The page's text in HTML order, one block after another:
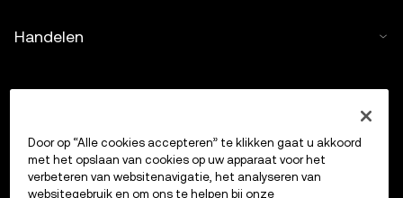
Handelen
Door op “Alle cookies accepteren” te klikken gaat u akkoord
met het opslaan van cookies op uw apparaat voor het
verbeteren van websitenavigatie, het analyseren van
websitegebruik en om ons te helpen bij onze